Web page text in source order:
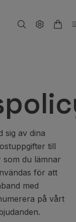
sig av dina
till
som du lämnar
för att
med
på vårt